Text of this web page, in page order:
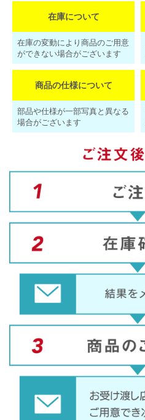
在庫について
在庫の変動により商品のご用意
ができない場合がございます
商品の仕様について
部品や仕様が一部写真と異なる
場合がございます